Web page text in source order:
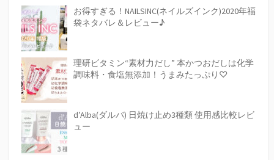
お得すぎる！NAILSINC(ネイルズインク)2020年福
袋ネタバレ＆レビュー♪
理研ビタミン“素材力だし” 本かつおだしは化学
調味料・食塩無添加！うまみたっぷり♡
d’Alba(ダルバ) 日焼け止め3種類 使用感比較レビ
ュー